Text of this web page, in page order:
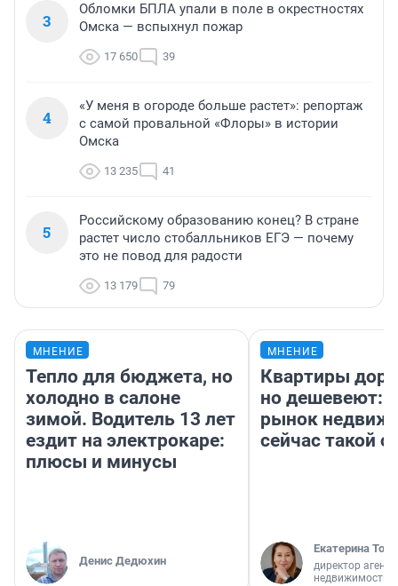
3
Обломки БПЛА упали в поле в окрестностях
Омска — вспыхнул пожар
17 650 39
4
«У меня в огороде больше растет»: репортаж
с самой провальной «Флоры» в истории
Омска
13 235 41
5
Российскому образованию конец? В стране
растет число стобалльников ЕГЭ — почему
это не повод для радости
13 179 79
МНЕНИЕ
Тепло для бюджета, но
холодно в салоне
зимой. Водитель 13 лет
ездит на электрокаре:
плюсы и минусы
Денис Дедюхин
МНЕНИЕ
Квартиры
но дешевеют:
рынок
сейчас такой
Екатерина
директор
недвижимости